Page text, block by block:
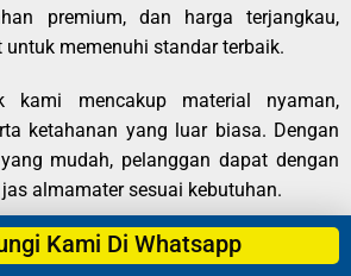
Kami Di Whatsapp
premium, dan harga terjangkau,
memenuhi standar terbaik.
kami mencakup material nyaman,
ketahanan yang luar biasa. Dengan
mudah, pelanggan dapat dengan
almamater sesuai kebutuhan.
jas almamater dalam jumlah